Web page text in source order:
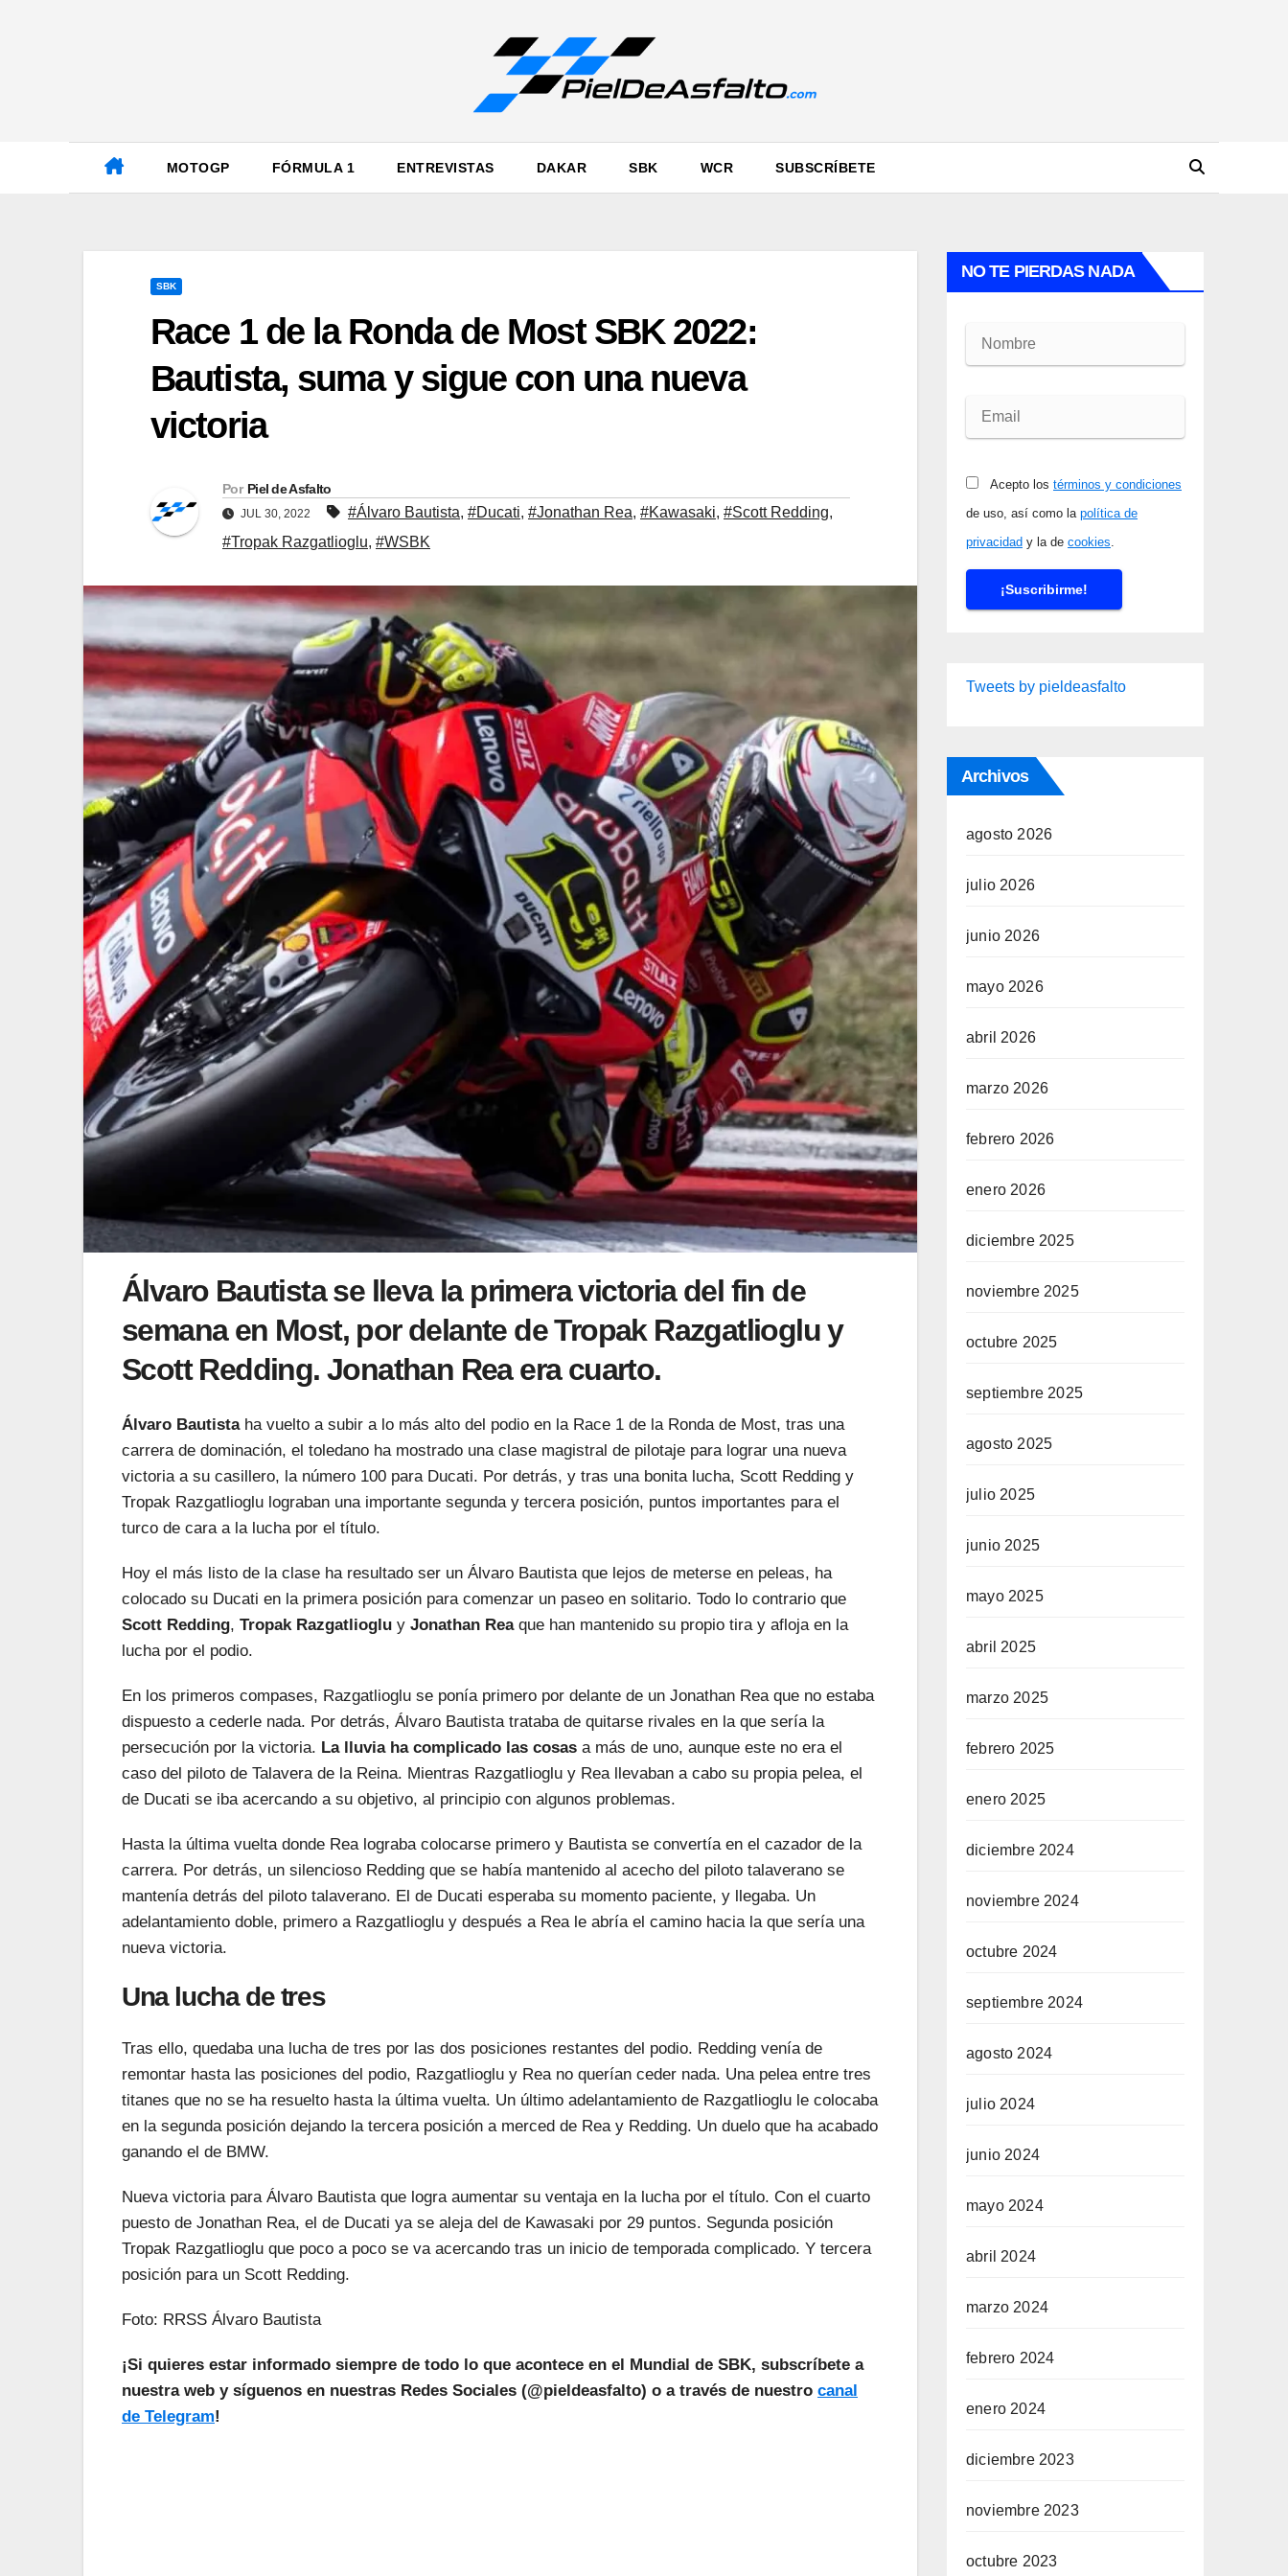
MOTOGP FÓRMULA 1 ENTREVISTAS DAKAR SBK WCR SUBSCRÍBETE
SBK
Race 1 de la Ronda de Most SBK 2022:
Bautista, suma y sigue con una nueva
victoria
Por Piel de Asfalto
JUL 30, 2022 #Álvaro Bautista, #Ducati, #Jonathan Rea, #Kawasaki, #Scott Redding,
#Tropak Razgatlioglu, #WSBK
Álvaro Bautista se lleva la primera victoria del fin de
semana en Most, por delante de Tropak Razgatlioglu y
Scott Redding. Jonathan Rea era cuarto.
Álvaro Bautistaha vuelto a subir a lo más alto del podio en la Race 1 de la Ronda de Most, tras una
carrera de dominación, el toledano ha mostrado una clase magistral de pilotaje para lograr una nueva
victoria a su casillero, la número 100 para Ducati. Por detrás, y tras una bonita lucha, Scott Redding y
Tropak Razgatlioglu lograban una importante segunda y tercera posición, puntos importantes para el
turco de cara a la lucha por el título.
Hoy el más listo de la clase ha resultado ser un Álvaro Bautista que lejos de meterse en peleas, ha
colocado su Ducati en la primera posición para comenzar un paseo en solitario. Todo lo contrario que
Scott Redding, Tropak Razgatlioglu y Jonathan Reaque han mantenido su propio tira y afloja en la
lucha por el podio.
En los primeros compases, Razgatlioglu se ponía primero por delante de un Jonathan Rea que no estaba
dispuesto a cederle nada. Por detrás, Álvaro Bautista trataba de quitarse rivales en la que sería la
persecución por la victoria. La lluvia ha complicado las cosas a más de uno, aunque este no era el
caso del piloto de Talavera de la Reina. Mientras Razgatlioglu y Rea llevaban a cabo su propia pelea, el
de Ducati se iba acercando a su objetivo, al principio con algunos problemas.
Hasta la última vuelta donde Rea lograba colocarse primero y Bautista se convertía en el cazador de la
carrera. Por detrás, un silencioso Redding que se había mantenido al acecho del piloto talaverano se
mantenía detrás del piloto talaverano. El de Ducati esperaba su momento paciente, y llegaba. Un
adelantamiento doble, primero a Razgatlioglu y después a Rea le abría el camino hacia la que sería una
nueva victoria.
Una lucha de tres
Tras ello, quedaba una lucha de tres por las dos posiciones restantes del podio. Redding venía de
remontar hasta las posiciones del podio, Razgatlioglu y Rea no querían ceder nada. Una pelea entre tres
titanes que no se ha resuelto hasta la última vuelta. Un último adelantamiento de Razgatlioglu le colocaba
en la segunda posición dejando la tercera posición a merced de Rea y Redding. Un duelo que ha acabado
ganando el de BMW.
Nueva victoria para Álvaro Bautista que logra aumentar su ventaja en la lucha por el título. Con el cuarto
puesto de Jonathan Rea, el de Ducati ya se aleja del de Kawasaki por 29 puntos. Segunda posición
Tropak Razgatlioglu que poco a poco se va acercando tras un inicio de temporada complicado. Y tercera
posición para un Scott Redding.
Foto: RRSS Álvaro Bautista
¡Si quieres estar informado siempre de todo lo que acontece en el Mundial de SBK, subscríbete a
nuestra web y síguenos en nuestras Redes Sociales (@pieldeasfalto) o a través de nuestro canal
de Telegram!
NO TE PIERDAS NADA
Acepto los términos y condiciones
de uso, así como la política de
privacidad y la de cookies
Tweets by pieldeasfalto
Archivos
agosto 2026
julio 2026
junio 2026
mayo 2026
abril 2026
marzo 2026
febrero 2026
enero 2026
diciembre 2025
noviembre 2025
octubre 2025
septiembre 2025
agosto 2025
julio 2025
junio 2025
mayo 2025
abril 2025
marzo 2025
febrero 2025
enero 2025
diciembre 2024
noviembre 2024
octubre 2024
septiembre 2024
agosto 2024
julio 2024
junio 2024
mayo 2024
abril 2024
marzo 2024
febrero 2024
enero 2024
diciembre 2023
noviembre 2023
octubre 2023